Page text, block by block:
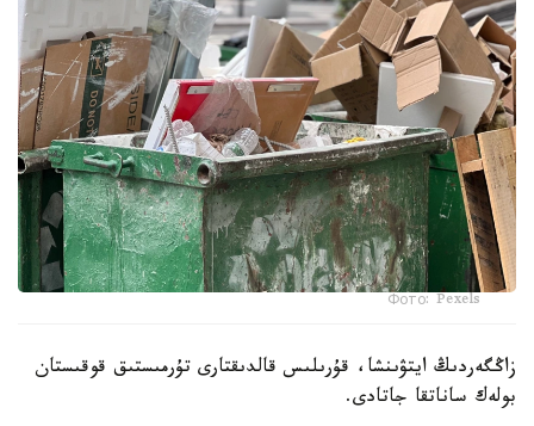
Фото: Pexels
زاڭگەردىڭ ايتۋىنشا، قۇرىلىس قالدىقتارى تۇرمىستىق قوقىستان
بولەك ساناتقا جاتادى.